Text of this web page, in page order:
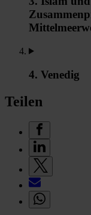
4. Venedig
Teilen